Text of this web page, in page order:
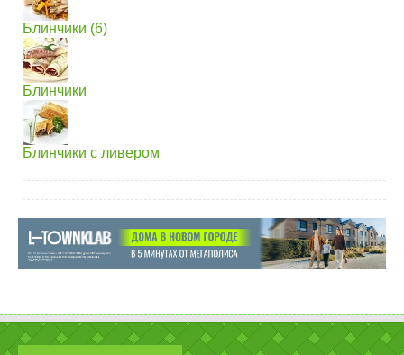
Блинчики (6)
Блинчики
Блинчики с ливером